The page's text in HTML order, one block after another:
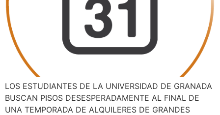
LOS ESTUDIANTES DE LA UNIVERSIDAD DE GRANADA
BUSCAN PISOS DESESPERADAMENTE AL FINAL DE
UNA TEMPORADA DE ALQUILERES DE GRANDES